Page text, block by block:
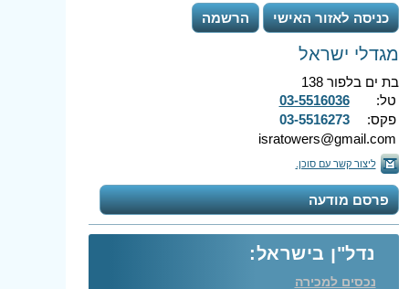
כניסה לאזור האישי הרשמה
מגדלי ישראל
בת ים בלפור 138
טל:
03-5516036
פקס:
03-5516273
isratowers@gmail.com
ליצור קשר עם סוכן.
פרסם מודעה
נדל"ן בישראל:
נכסים למכירה